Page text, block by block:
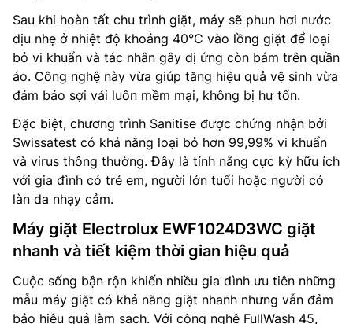
Sau khi hoàn tất chu trình giặt, máy sẽ phun hơi nước
dịu nhẹ ở nhiệt độ khoảng 40°C vào lồng giặt để loại
bỏ vi khuẩn và tác nhân gây dị ứng còn bám trên quần
áo. Công nghệ này vừa giúp tăng hiệu quả vệ sinh vừa
đảm bảo sợi vải luôn mềm mại, không bị hư tổn.
Đặc biệt, chương trình Sanitise được chứng nhận bởi
Swissatest có khả năng loại bỏ hơn 99,99% vi khuẩn
và virus thông thường. Đây là tính năng cực kỳ hữu ích
với gia đình có trẻ em, người lớn tuổi hoặc người có
làn da nhạy cảm.
Máy giặt Electrolux EWF1024D3WC giặt
nhanh và tiết kiệm thời gian hiệu quả
Cuộc sống bận rộn khiến nhiều gia đình ưu tiên những
mẫu máy giặt có khả năng giặt nhanh nhưng vẫn đảm
bảo hiệu quả làm sạch. Với công nghệ FullWash 45,